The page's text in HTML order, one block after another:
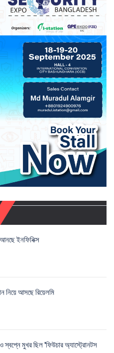
ইনফিনিক্স
নিয়ে আসছে রিয়েলমি
ও স্বপ্নে মুখর ছিল 'ফিউচার অ্যাস্ট্রোনটস